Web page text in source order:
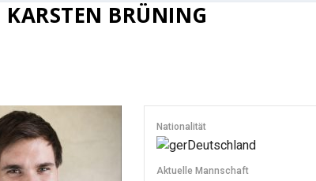
KARSTEN BRÜNING
Nationalität
Deutschland
Aktuelle Mannschaft